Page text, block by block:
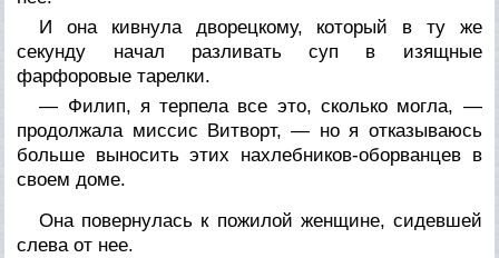
И она кивнула дворецкому, который в ту же
секунду начал разливать суп в изящные
фарфоровые тарелки.
— Филип, я терпела все это, сколько могла, —
продолжала миссис Витворт, — но я отказываюсь
больше выносить этих нахлебников-оборванцев в
своем доме.
Она повернулась к пожилой женщине, сидевшей
слева от нее.